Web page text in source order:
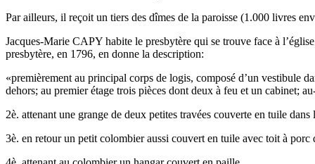
Par ailleurs, il reçoit un tiers des dîmes de la paroisse (1.000 livres
Jacques-Marie CAPY habite le presbytère qui se trouve face à
presbytère, en 1796, en donne la description:
«premièrement au principal corps de logis, composé d’un vestibule
dehors; au premier étage trois pièces dont deux à feu et un cabinet;
2è. attenant une grange de deux petites travées couverte en tuile
3è. en retour un petit colombier aussi couvert en tuile avec toit à porc